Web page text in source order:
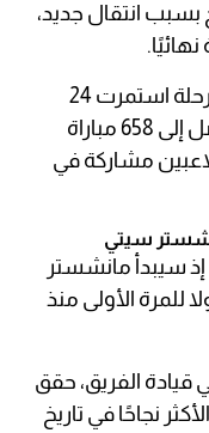
انتقال جديد،
وأسدل اللاعب الإنجليزي الستار على رحلة استمرت 24
موسمًا في الدوري الممتاز، بعدما وصل إلى 658 مباراة
مشاركة في
سيتي
إذ سيبدأ مانشستر
للمرة الأولى منذ
قيادة الفريق، حقق
الأكثر نجاحًا في تاريخ